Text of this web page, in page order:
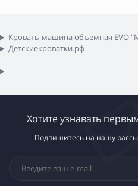
Кровать-машина объемная EVO
Детскиекроватки.рф
Хотите узнавать
Подпишитесь на нашу